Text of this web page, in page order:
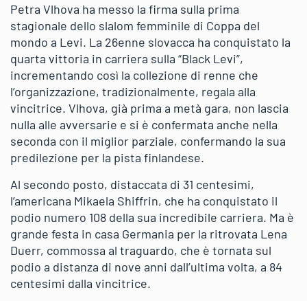
Petra Vlhova ha messo la firma sulla prima
stagionale dello slalom femminile di Coppa del
mondo a Levi. La 26enne slovacca ha conquistato la
quarta vittoria in carriera sulla “Black Levi”,
incrementando così la collezione di renne che
l’organizzazione, tradizionalmente, regala alla
vincitrice. Vlhova, già prima a metà gara, non lascia
nulla alle avversarie e si è confermata anche nella
seconda con il miglior parziale, confermando la sua
predilezione per la pista finlandese.
Al secondo posto, distaccata di 31 centesimi,
l’americana Mikaela Shiffrin, che ha conquistato il
podio numero 108 della sua incredibile carriera. Ma è
grande festa in casa Germania per la ritrovata Lena
Duerr, commossa al traguardo, che è tornata sul
podio a distanza di nove anni dall’ultima volta, a 84
centesimi dalla vincitrice.